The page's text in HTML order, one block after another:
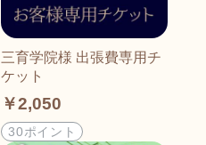
三育学院様 出張費専用チ
ケット
￥2,050
30ポイント